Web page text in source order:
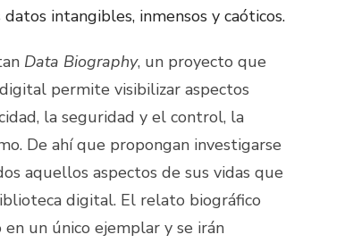
intangibles, inmensos y caóticos.
Data Biography, un proyecto que
permite visibilizar aspectos
la seguridad y el control, la
De ahí que propongan investigarse
aquellos aspectos de sus vidas que
digital. El relato biográfico
un único ejemplar y se irán